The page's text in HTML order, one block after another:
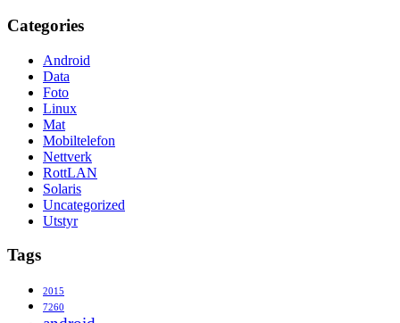
Categories
Android
Data
Foto
Linux
Mat
Mobiltelefon
Nettverk
RottLAN
Solaris
Uncategorized
Utstyr
Tags
2015
7260